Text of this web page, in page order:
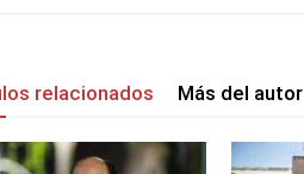
relacionados Más del autor